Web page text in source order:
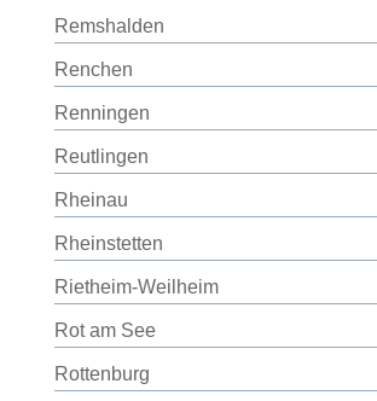
Remshalden
Renchen
Renningen
Reutlingen
Rheinau
Rheinstetten
Rietheim-Weilheim
Rot am See
Rottenburg